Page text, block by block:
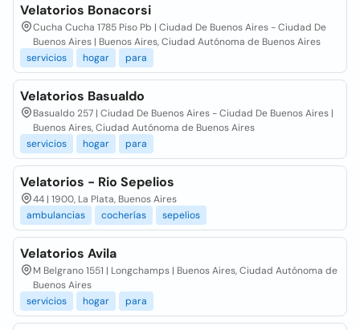
Velatorios Bonacorsi
Cucha Cucha 1785 Piso Pb | Ciudad De Buenos Aires - Ciudad De
Buenos Aires | Buenos Aires, Ciudad Autónoma de Buenos Aires
servicios
hogar para
Velatorios Basualdo
Basualdo 257 | Ciudad De Buenos Aires - Ciudad De Buenos Aires |
Buenos Aires, Ciudad Autónoma de Buenos Aires
servicios
hogar para
Velatorios - Rio Sepelios
44 | 1900, La Plata, Buenos Aires
ambulancias
cocherías sepelios
Velatorios Avila
M Belgrano 1551 | Longchamps | Buenos Aires, Ciudad Autónoma de
Buenos Aires
servicios
hogar para